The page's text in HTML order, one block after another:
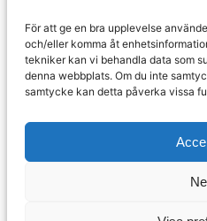
För att ge en bra upplevelse
och/eller komma åt
tekniker kan vi behandla data som
denna webbplats. Om du inte
samtycke kan detta påverka vissa
EST.